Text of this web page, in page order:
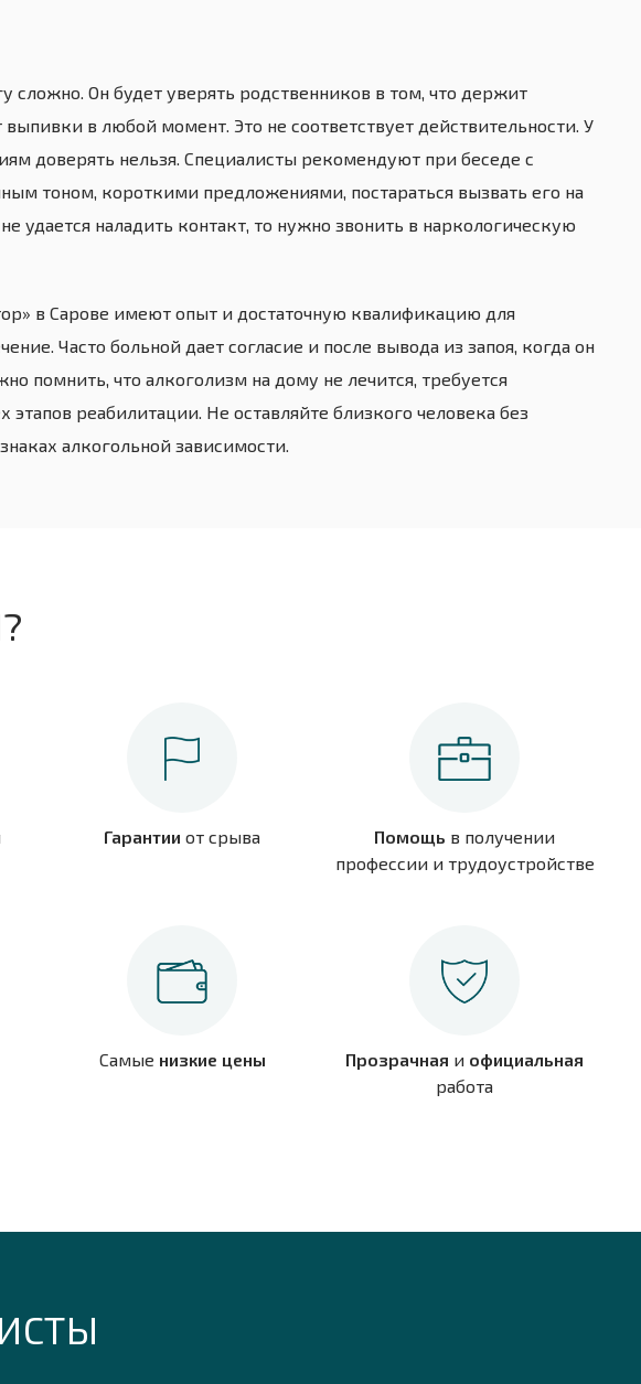
сложно. Он будет уверять родственников в том, что держит
в любой момент. Это не соответствует действительности. У
доверять нельзя. Специалисты рекомендуют при беседе с
тоном, короткими предложениями, постараться вызвать его на
удается наладить контакт, то нужно звонить в наркологическую
в Сарове имеют опыт и достаточную квалификацию для
Часто больной дает согласие и после вывода из запоя, когда он
помнить, что алкоголизм на дому не лечится, требуется
реабилитации. Не оставляйте близкого человека без
алкогольной зависимости.
Гарантии от срыва Помощь в получении
профессии и трудоустройстве
Самые низкие цены Прозрачная и официальная
работа